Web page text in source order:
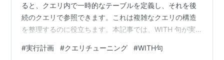
ると、クエリ内で一時的なテーブルを定義し、それを後
続のクエリで参照できます。これは複雑なクエリの構造
を整理するのに役立ちます。本記事では、WITH 句が実
を用いて検証します。 検証環境 OS Red Hat Enterprise
#実行計画 #クエリチューニング #WITH句